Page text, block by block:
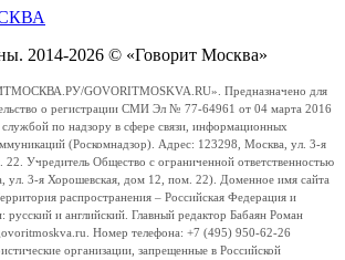
2014-2026 © «Говорит Москва»
GOVORITMOSKVA.RU». Предназначено для
о регистрации СМИ Эл № 77-64961 от 04 марта 2016
по надзору в сфере связи, информационных
(Роскомнадзор). Адрес: 123298, Москва, ул. 3-я
Учредитель Общество с ограниченной ответственностью
3-я Хорошевская, дом 12, пом. 22). Доменное имя сайта
распространения – Российская Федерация и
русский и английский. Главный редактор Бабаян Роман
Номер телефона: +7 (495) 950-62-26
организации, запрещенные в Российской